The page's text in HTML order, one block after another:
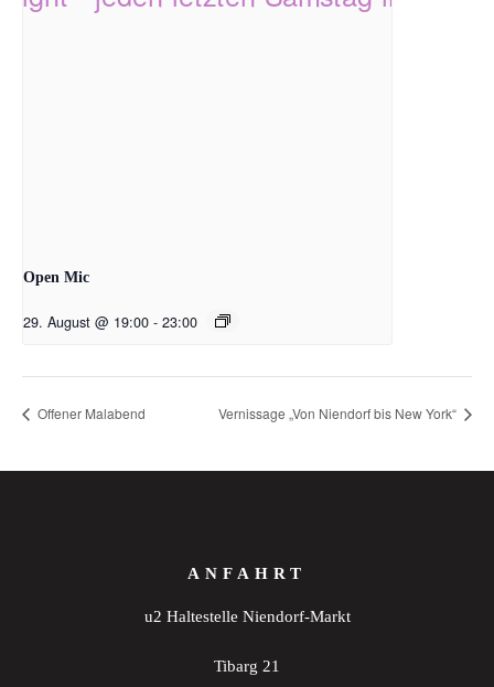
Open Mic
29. August @ 19:00 - 23:00
Offener Malabend Vernissage „Von Niendorf bis New York“
ANFAHRT
u2 Haltestelle Niendorf-Markt
Tibarg 21